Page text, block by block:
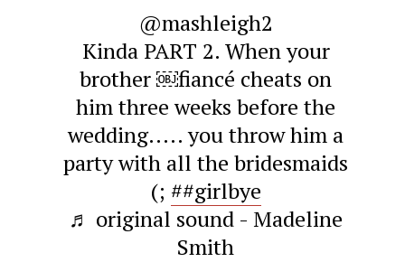
@mashleigh2
Kinda PART 2. When your
brother ￼fiancé cheats on
him three weeks before the
wedding..... you throw him a
party with all the bridesmaids
(; ##girlbye
♬ original sound - Madeline
Smith